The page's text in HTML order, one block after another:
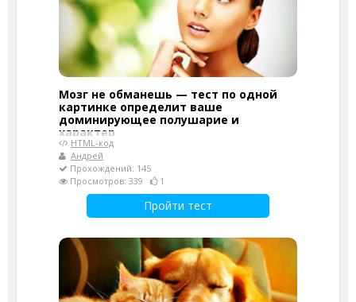
Мозг не обманешь — тест по одной
картинке определит ваше
доминирующее полушарие и
характер
HTML-код
Андрей
Прохождений: 145
Просмотров: 339
1
Пройти тест